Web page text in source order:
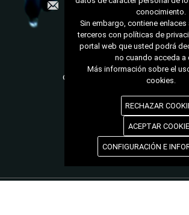
Conócenos
Nuestras aceitunas
Nuestros encurtidos
Condiciones de compra
Condiciones generales de
Formas de pago
Contacto
conocimiento.
Sin embargo, contiene
terceros con políticas de
portal web que usted podrá
no cuando acceda a
Más información sobre el
cookies.
RECHAZAR
ACEPTAR
CONFIGURACIÓN E